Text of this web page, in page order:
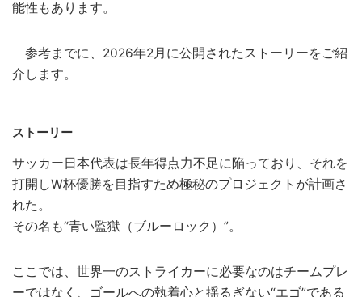
能性もあります。
参考までに、2026年2月に公開されたストーリーをご紹
介します。
ストーリー
サッカー日本代表は長年得点力不足に陥っており、それを
打開しW杯優勝を目指すため極秘のプロジェクトが計画さ
れた。
その名も“青い監獄（ブルーロック）”。
ここでは、世界一のストライカーに必要なのはチームプレ
ーではなく、ゴールへの執着心と揺るぎない“エゴ”である